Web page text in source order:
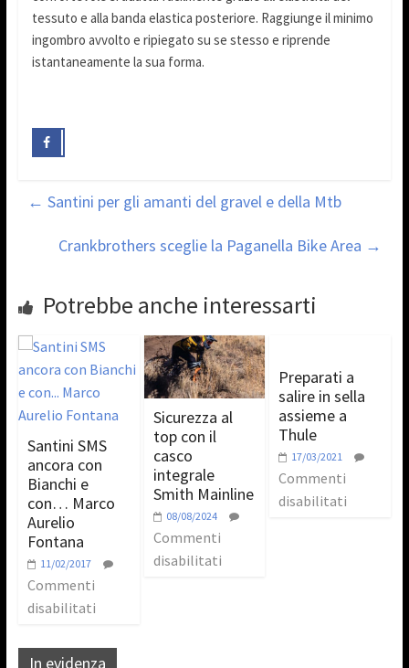
tessuto e alla banda elastica posteriore. Raggiunge il minimo
ingombro avvolto e ripiegato su se stesso e riprende
istantaneamente la sua forma.
← Santini per gli amanti del gravel e della Mtb
Crankbrothers sceglie la Paganella Bike Area →
Potrebbe anche interessarti
Santini SMS
ancora con
Bianchi e
con… Marco
Aurelio
Fontana
11/02/2017
Commenti
disabilitati
Sicurezza al
top con il
casco
integrale
Smith Mainline
08/08/2024
Commenti
disabilitati
Preparati a
salire in sella
assieme a
Thule
17/03/2021
Commenti
disabilitati
In evidenza